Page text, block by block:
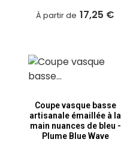
À partir de 17,25 €
Coupe vasque basse
artisanale émaillée à la
main nuances de bleu -
Plume Blue Wave